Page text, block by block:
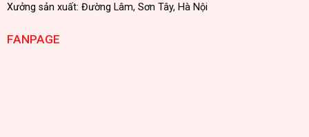
Xưởng sản xuất: Đường Lâm, Sơn Tây, Hà Nội
FANPAGE